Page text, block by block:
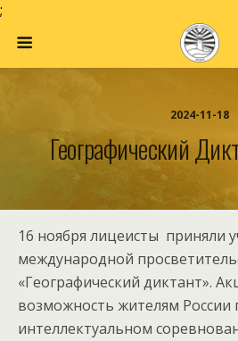
;
2024-11-18
Географический
16 ноября лицеисты приняли
международной
«Географический диктант».
возможность жителям России
интеллектуальном